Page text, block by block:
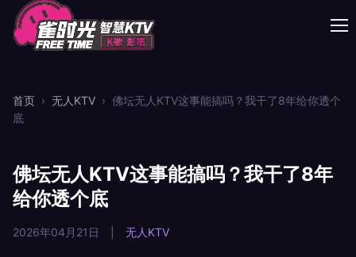
首页 › 无人KTV › 佛坛无人KTV这事能搞吗？我干了8年给你透个
底
佛坛无人KTV这事能搞吗？我干了8年
给你透个底
2026年04月21日 无人KTV